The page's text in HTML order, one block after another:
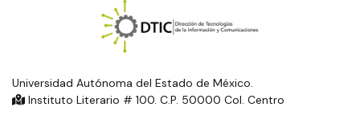
Universidad Autónoma del Estado de México.
Instituto Literario # 100. C.P. 50000 Col. Centro